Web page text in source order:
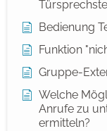
Bedienung
Funktion
Gruppe-
Welche
Anrufe zu
ermitteln?